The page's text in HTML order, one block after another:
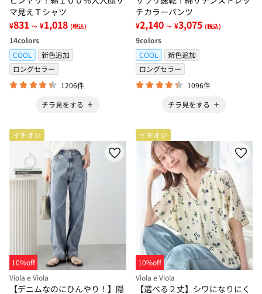
マ見えＴシャツ
¥831 ～ ¥1,018 (税込)
14colors
COOL
新色追加
ロングセラー
1206件
チラ見をする
チカラーパンツ
¥2,140 ～ ¥3,075 (税込)
9colors
COOL
新色追加
ロングセラー
1096件
チラ見をする
イチオシ
10%off
Viola e Viola
【デニムなのにひんやり！】隠
イチオシ
10%off
Viola e Viola
【選べる２丈】シワになりにく